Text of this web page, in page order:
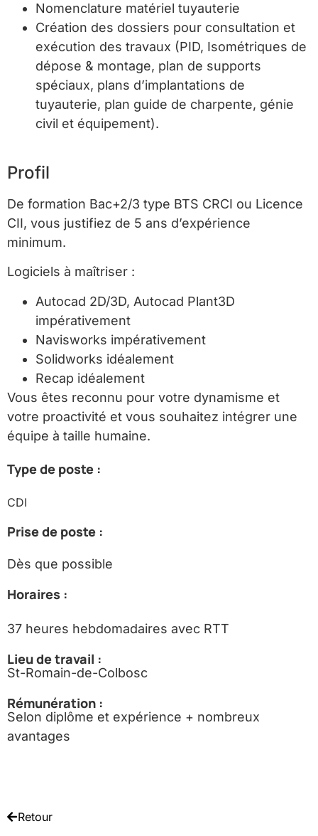
Nomenclature matériel tuyauterie
Création des dossiers pour consultation et
exécution des travaux (PID, Isométriques de
dépose & montage, plan de supports
spéciaux, plans d’implantations de
tuyauterie, plan guide de charpente, génie
civil et équipement).
Profil
De formation Bac+2/3 type BTS CRCI ou Licence
CII, vous justifiez de 5 ans d’expérience
minimum.
Logiciels à maîtriser :
Autocad 2D/3D, Autocad Plant3D
impérativement
Navisworks impérativement
Solidworks idéalement
Recap idéalement
Vous êtes reconnu pour votre dynamisme et
votre proactivité et vous souhaitez intégrer une
équipe à taille humaine.
Type de poste :
CDI
Prise de poste :
Dès que possible
Horaires :
37 heures hebdomadaires avec RTT
Lieu de travail :
St-Romain-de-Colbosc
Rémunération :
Selon diplôme et expérience + nombreux
avantages
Retour